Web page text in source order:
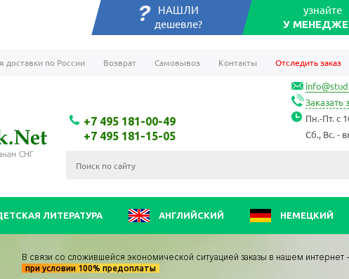
НАШЛИ
дешевле?
узнайте
У
доставки по России Возврат Самовывоз Контакты Отследить заказ
+7 495 181-00-49
+7 495 181-15-05
Заказать
Пн.-Пт. с
Сб., Вс. -
ЛИТЕРАТУРА АНГЛИЙСКИЙ НЕМЕЦКИЙ
В связи со сложившейся экономической ситуацией заказы в нашем интернет
при условии 100% предоплаты